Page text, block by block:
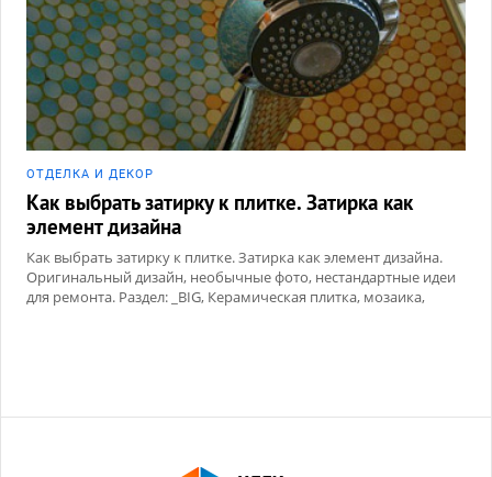
ОТДЕЛКА И ДЕКОР
Как выбрать затирку к плитке. Затирка как
элемент дизайна
Как выбрать затирку к плитке. Затирка как элемент дизайна.
Оригинальный дизайн, необычные фото, нестандартные идеи
для ремонта. Раздел: _BIG, Керамическая плитка, мозаика,